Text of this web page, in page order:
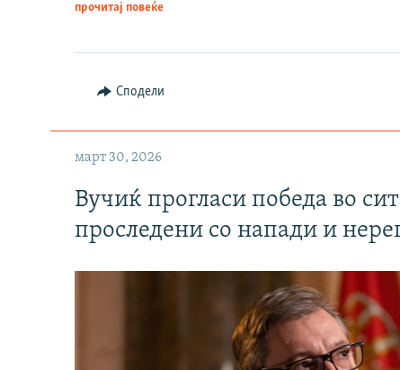
прочитај повеќе
Сподели
март 30, 2026
Вучиќ прогласи победа во
проследени со напади и